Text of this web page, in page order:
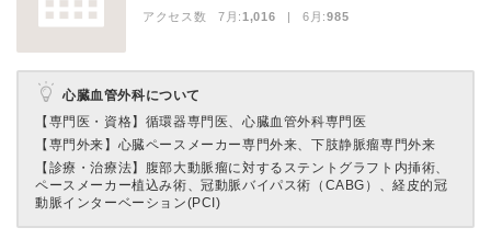
アクセス数 7月:1,016 | 6月:985
心臓血管外科について
【専門医・資格】 循環器専門医、心臓血管外科専門医
【専門外来】 心臓ペースメーカー専門外来、下肢静脈瘤専門外来
【診療・治療法】
腹部大動脈瘤に対するステントグラフト内挿術、
ペースメーカー植込み術、冠動脈バイパス術（CABG）、経皮的冠
動脈インターベーション(PCI)